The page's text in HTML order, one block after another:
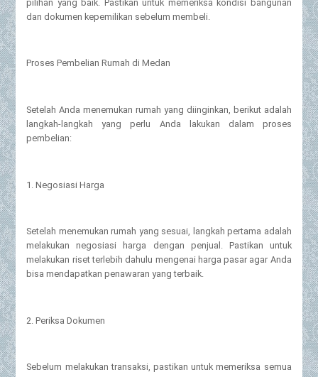
pilihan yang baik. Pastikan untuk memeriksa kondisi bangunan
dan dokumen kepemilikan sebelum membeli.
Proses Pembelian Rumah di Medan
Setelah Anda menemukan rumah yang diinginkan, berikut adalah
langkah-langkah yang perlu Anda lakukan dalam proses
pembelian:
1. Negosiasi Harga
Setelah menemukan rumah yang sesuai, langkah pertama adalah
melakukan negosiasi harga dengan penjual. Pastikan untuk
melakukan riset terlebih dahulu mengenai harga pasar agar Anda
bisa mendapatkan penawaran yang terbaik.
2. Periksa Dokumen
Sebelum melakukan transaksi, pastikan untuk memeriksa semua